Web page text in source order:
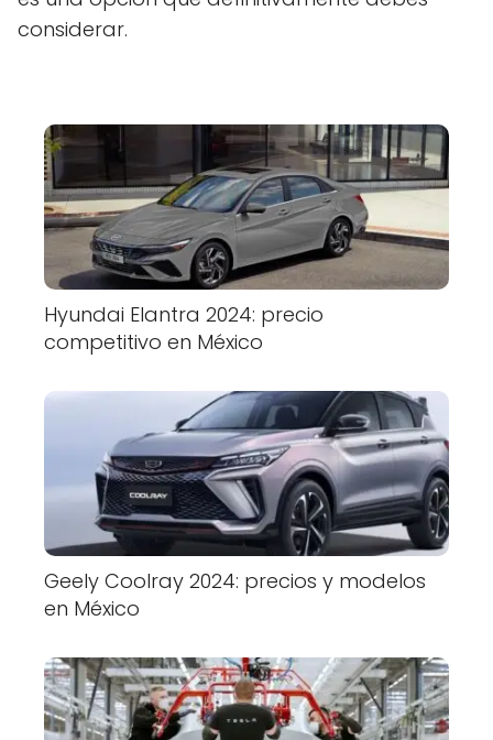
considerar.
Hyundai Elantra 2024: precio
competitivo en México
Geely Coolray 2024: precios y modelos
en México